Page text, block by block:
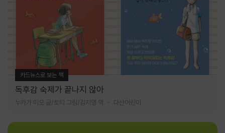
카드뉴스로 보는 책
독후감 숙제가 끝나지 않아
누카가 미오 글/토티 그림/김지영 역 다산어린이